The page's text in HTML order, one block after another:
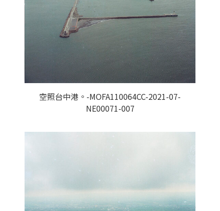
空照台中港。-MOFA110064CC-2021-07-
NE00071-007